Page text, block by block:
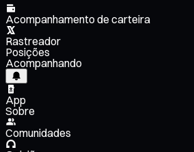
Acompanhamento de carteira
Rastreador
Posições
Acompanhando
App
Sobre
Comunidades